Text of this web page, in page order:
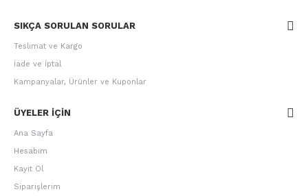
SIKÇA SORULAN SORULAR
Teslimat ve Kargo
İade ve İptal
Kampanyalar, Ürünler ve Kuponlar
ÜYELER IÇIN
Ana Sayfa
Hesabım
Kayıt Ol
Siparişlerim